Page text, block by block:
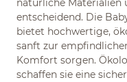
natürliche Materialien
entscheidend. Die
bietet hochwertige,
sanft zur
Komfort sorgen.
schaffen sie eine